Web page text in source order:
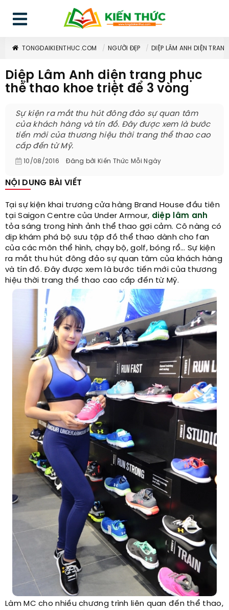
TONGDAIKIENTHUC.COM NGƯỜI ĐẸP DIỆP LÂM ANH DIỆN
Diệp Lâm Anh diện trang phục
thể thao khoe triệt để 3 vòng
Sự kiện ra mắt thu hút đông đảo sự quan tâm
của khách hàng và tín đồ. Đây được xem là bước
tiến mới của thương hiệu thời trang thể thao cao
cấp đến từ Mỹ.
10/08/2016 Đăng bởi Kiến Thức Mỗi Ngày
NỘI DUNG BÀI VIẾT
Tại sự kiện khai trương cửa hàng Brand House đầu tiên
tại Saigon Centre của Under Armour, diệp lâm anh
tỏa sáng trong hình ảnh thể thao gợi cảm. Cô nàng có
dịp khám phá bộ sưu tập đồ thể thao dành cho fan
của các môn thể hình, chạy bộ, golf, bóng rổ… Sự kiện
ra mắt thu hút đông đảo sự quan tâm của khách hàng
và tín đồ. Đây được xem là bước tiến mới của thương
hiệu thời trang thể thao cao cấp đến từ Mỹ.
Làm MC cho nhiều chương trình liên quan đến thể thao,